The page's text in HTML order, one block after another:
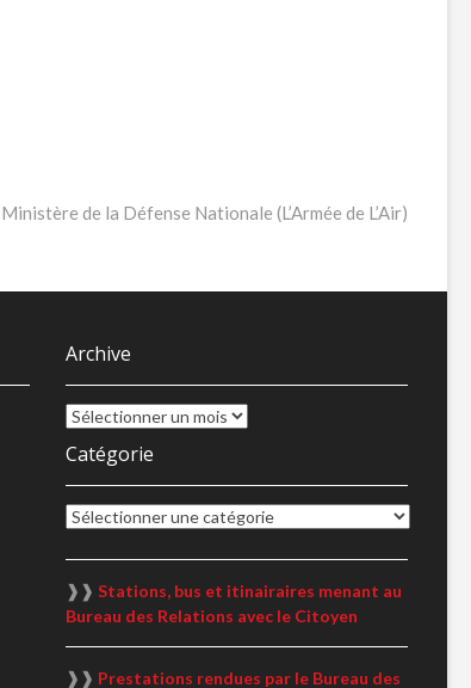
de la Défense Nationale (L’Armée de L’Air)
Archive
Archive
Catégorie
Catégorie
❱❱Stations, bus et itinairaires menant au
Bureau des Relations avec le Citoyen
❱❱ Prestations rendues par le Bureau des